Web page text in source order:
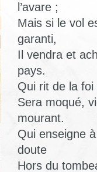
l’avare ;
Mais si le vol
garanti,
Il vendra et
pays.
Qui rit de la foi
Sera moqué,
mourant.
Qui enseigne
doute
Hors du